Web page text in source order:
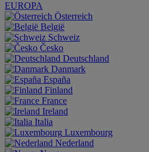
EUROPA
Österreich
België
Schweiz
Česko
Deutschland
Danmark
España
Finland
France
Ireland
Italia
Luxembourg
Nederland